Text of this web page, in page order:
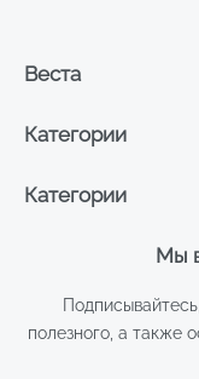
Мы
полезного, а также
Категории
Категории
Веста